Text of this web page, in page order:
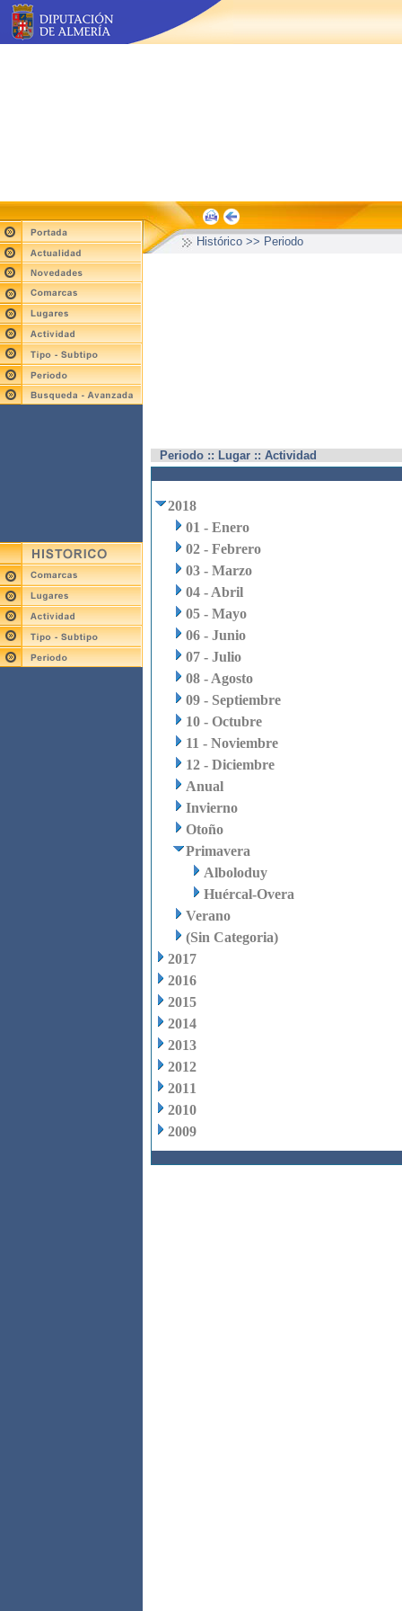
Histórico >> Periodo
Periodo :: Lugar :: Actividad
2018
01 - Enero
02 - Febrero
03 - Marzo
04 - Abril
05 - Mayo
06 - Junio
07 - Julio
08 - Agosto
09 - Septiembre
10 - Octubre
11 - Noviembre
12 - Diciembre
Anual
Invierno
Otoño
Primavera
Alboloduy
Huércal-Overa
Verano
(Sin Categoria)
2017
2016
2015
2014
2013
2012
2011
2010
2009